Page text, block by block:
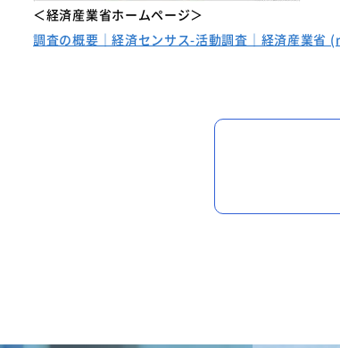
＜経済産業省ホームページ＞
調査の概要｜経済センサス-活動調査｜経済産業省